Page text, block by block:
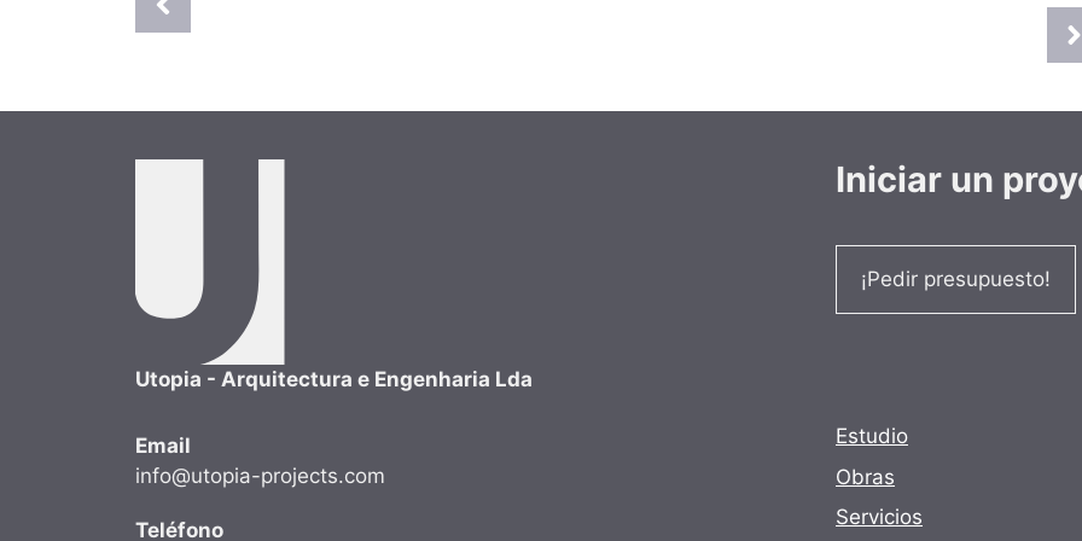
Utopia - Arquitectura e Engenharia Lda
Email
info@utopia-projects.com
Teléfono
Iniciar un
¡Pedir presupuesto!
Estudio
Obras
Servicios